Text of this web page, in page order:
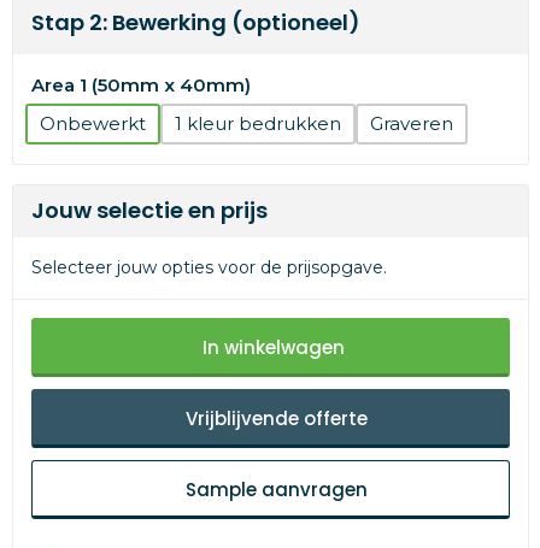
Stap 2: Bewerking (optioneel)
Area 1 (50mm x 40mm)
Onbewerkt
1 Graveren
Jouw selectie en prijs
Selecteer jouw opties voor de prijsopgave.
In winkelwagen
Vrijblijvende offerte
Sample aanvragen